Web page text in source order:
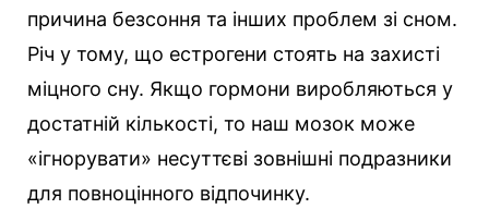
причина безсоння та інших проблем зі сном.
Річ у тому, що естрогени стоять на захисті
міцного сну. Якщо гормони виробляються у
достатній кількості, то наш мозок може
«ігнорувати» несуттєві зовнішні подразники
для повноцінного відпочинку.